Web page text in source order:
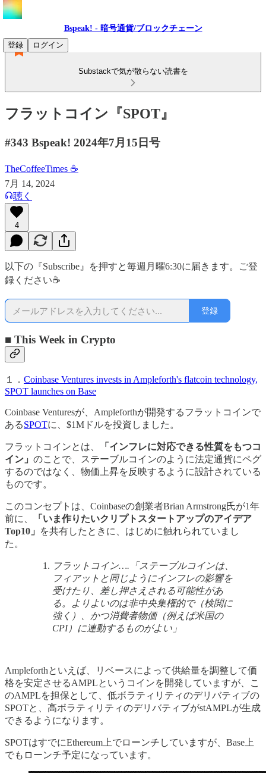
Bspeak! - 暗号通貨/ブロックチェーン
登録
ログイン
Substackで気が散らない読書を
フラットコイン『SPOT』
#343 Bspeak! 2024年7月15日号
TheCoffeeTimes ☕
7月 14, 2024
聴く
4
以下の『Subscribe』を押すと毎週月曜6:30に届きます。ご登
録ください☕
登録
■ This Week in Crypto
１． Coinbase Ventures invests in Ampleforth's flatcoin technology,
SPOT launches on Base
Coinbase Venturesが、Ampleforthが開発するフラットコインで
あるSPOTに、$1Mドルを投資しました。
フラットコインとは、
「インフレに対応できる性質をもつコ
イン」 のことで、ステーブルコインのように法定通貨にペグ
するのではなく、物価上昇を反映するように設計されている
ものです。
このコンセプトは、Coinbaseの創業者Brian Armstrong氏が1年
前に、
「いま作りたいクリプトスタートアップのアイデア
Top10」
を共有したときに、はじめに触れられていまし
た。
フラットコイン….「ステーブルコインは、
フィアットと同じようにインフレの影響を
受けたり、差し押さえされる可能性があ
る。よりよいのは非中央集権的で（検閲に
強く）、かつ消費者物価（例えば米国の
CPI）に連動するものがよい」
Ampleforthといえば、リベースによって供給量を調整して価
格を安定させるAMPLというコインを開発していますが、こ
のAMPLを担保として、低ボラティリティのデリバティブの
SPOTと、高ボラティリティのデリバティブがstAMPLが生成
できるようになります。
SPOTはすでにEthereum上でローンチしていますが、Base上
でもローンチ予定になっています。